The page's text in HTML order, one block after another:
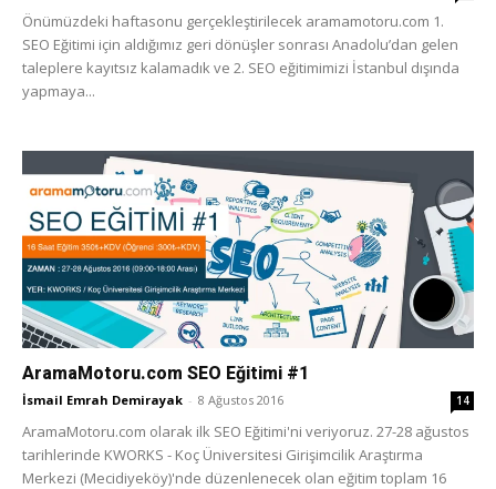
Önümüzdeki haftasonu gerçekleştirilecek aramamotoru.com 1.
SEO Eğitimi için aldığımız geri dönüşler sonrası Anadolu’dan gelen
taleplere kayıtsız kalamadık ve 2. SEO eğitimimizi İstanbul dışında
yapmaya...
AramaMotoru.com SEO Eğitimi #1
İsmail Emrah Demirayak - 8 Ağustos 2016 14
AramaMotoru.com olarak ilk SEO Eğitimi'ni veriyoruz. 27-28 ağustos
tarihlerinde KWORKS - Koç Üniversitesi Girişimcilik Araştırma
Merkezi (Mecidiyeköy)'nde düzenlenecek olan eğitim toplam 16